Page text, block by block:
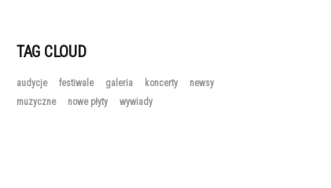
TAG CLOUD
audycje festiwale galeria koncerty
newsy
muzyczne
nowe płyty wywiady